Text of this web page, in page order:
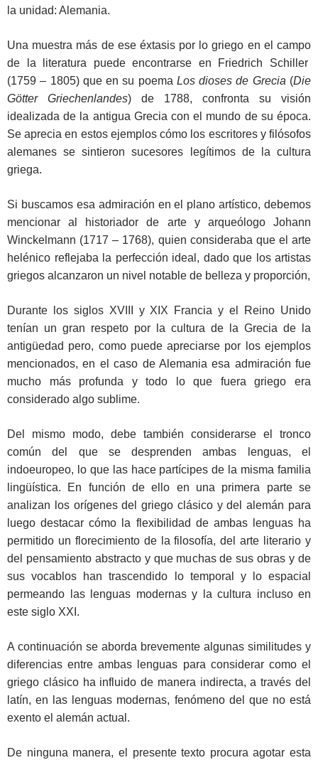
la unidad: Alemania.
Una muestra más de ese éxtasis por lo griego en el campo
de la literatura puede encontrarse en Friedrich Schiller
(1759 – 1805) que en su poema Los dioses de Grecia (Die
Götter Griechenlandes) de 1788, confronta su visión
idealizada de la antigua Grecia con el mundo de su época.
Se aprecia en estos ejemplos cómo los escritores y filósofos
alemanes se sintieron sucesores legítimos de la cultura
griega.
Si buscamos esa admiración en el plano artístico, debemos
mencionar al historiador de arte y arqueólogo Johann
Winckelmann (1717 – 1768), quien consideraba que el arte
helénico reflejaba la perfección ideal, dado que los artistas
griegos alcanzaron un nivel notable de belleza y proporción,
Durante los siglos XVIII y XIX Francia y el Reino Unido
tenían un gran respeto por la cultura de la Grecia de la
antigüedad pero, como puede apreciarse por los ejemplos
mencionados, en el caso de Alemania esa admiración fue
mucho más profunda y todo lo que fuera griego era
considerado algo sublime.
Del mismo modo, debe también considerarse el tronco
común del que se desprenden ambas lenguas, el
indoeuropeo, lo que las hace partícipes de la misma familia
lingüística. En función de ello en una primera parte se
analizan los orígenes del griego clásico y del alemán para
luego destacar cómo la flexibilidad de ambas lenguas ha
permitido un florecimiento de la filosofía, del arte literario y
del pensamiento abstracto y que muchas de sus obras y de
sus vocablos han trascendido lo temporal y lo espacial
permeando las lenguas modernas y la cultura incluso en
este siglo XXI.
A continuación se aborda brevemente algunas similitudes y
diferencias entre ambas lenguas para considerar como el
griego clásico ha influido de manera indirecta, a través del
latín, en las lenguas modernas, fenómeno del que no está
exento el alemán actual.
De ninguna manera, el presente texto procura agotar esta